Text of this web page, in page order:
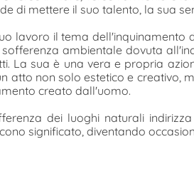
di mettere il suo talento, la sua
lavoro il tema
ambientale dovuta
La sua è una vera e propria
atto non solo estetico e creativo,
creato dall'uomo.
dei luoghi naturali
significato, diventando